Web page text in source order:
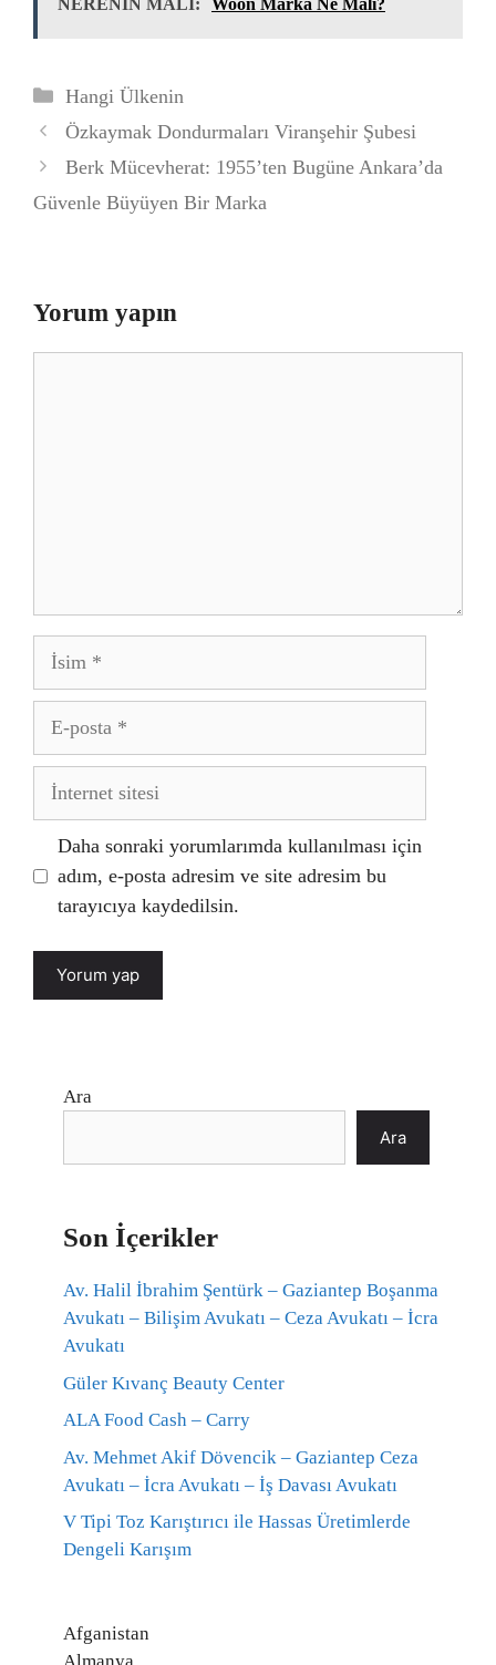
NERENİN MALI: Woon Marka Ne Malı?
Kategoriler
Hangi Ülkenin
Özkaymak Dondurmaları Viranşehir Şubesi
Berk Mücevherat: 1955’ten Bugüne Ankara’da
Güvenle Büyüyen Bir Marka
Yorum yapın
İsim
posta
İnternet
Daha sonraki yorumlarımda kullanılması için
adım, e-posta adresim ve site adresim bu
tarayıcıya kaydedilsin.
Ara
Ara
Son İçerikler
Av. Halil İbrahim Şentürk – Gaziantep Boşanma
Avukatı – Bilişim Avukatı – Ceza Avukatı – İcra
Avukatı
Güler Kıvanç Beauty Center
ALA Food Cash – Carry
Av. Mehmet Akif Dövencik – Gaziantep Ceza
Avukatı – İcra Avukatı – İş Davası Avukatı
V Tipi Toz Karıştırıcı ile Hassas Üretimlerde
Dengeli Karışım
Afganistan